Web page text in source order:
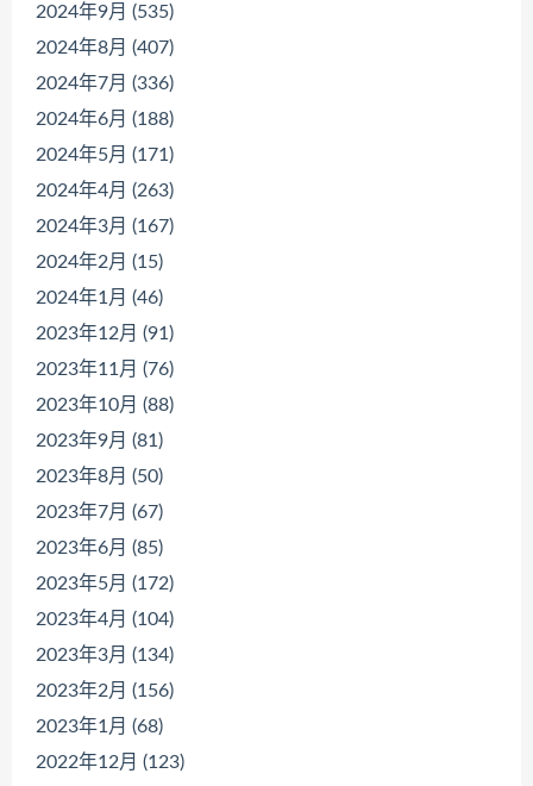
2024年9月 (535)
2024年8月 (407)
2024年7月 (336)
2024年6月 (188)
2024年5月 (171)
2024年4月 (263)
2024年3月 (167)
2024年2月 (15)
2024年1月 (46)
2023年12月 (91)
2023年11月 (76)
2023年10月 (88)
2023年9月 (81)
2023年8月 (50)
2023年7月 (67)
2023年6月 (85)
2023年5月 (172)
2023年4月 (104)
2023年3月 (134)
2023年2月 (156)
2023年1月 (68)
2022年12月 (123)